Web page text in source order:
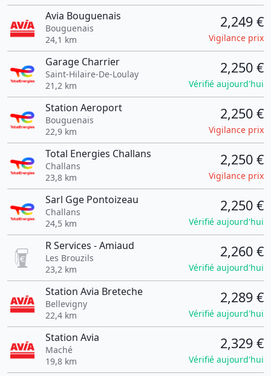
Avia Bouguenais
Bouguenais
24,1 km
2,249 €
Vigilance prix
Garage Charrier
Saint-Hilaire-De-Loulay
21,2 km
2,250 €
Vérifié aujourd'hui
Station Aeroport
Bouguenais
22,9 km
2,250 €
Vigilance prix
Total Energies Challans
Challans
23,8 km
2,250 €
Vigilance prix
Sarl Gge Pontoizeau
Challans
24,5 km
2,250 €
Vérifié aujourd'hui
R Services - Amiaud
Les Brouzils
23,2 km
2,260 €
Vérifié aujourd'hui
Station Avia Breteche
Bellevigny
22,4 km
2,289 €
Vérifié aujourd'hui
Station Avia
Maché
19,8 km
2,329 €
Vérifié aujourd'hui